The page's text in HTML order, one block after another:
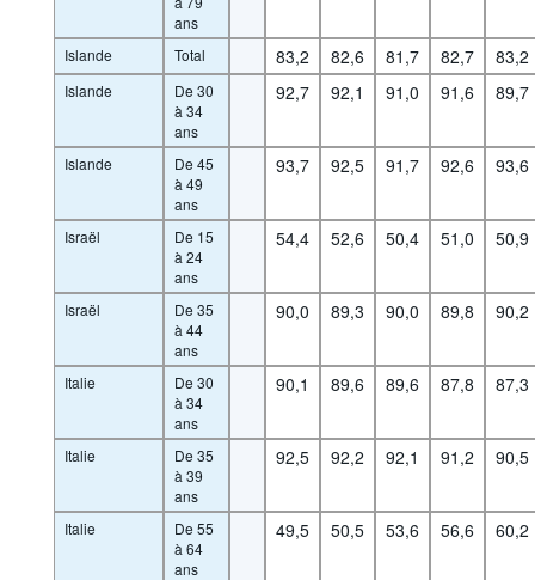
ans
Islande
Total 83,2 82,6 81,7 82,7 83,2
Islande
De 30
à 34
ans
92,7 92,1 91,0 91,6 89,7
Islande
De 45
à 49
ans
93,7 92,5 91,7 92,6 93,6
Israël
De 15
à 24
ans
54,4 52,6 50,4 51,0 50,9
Israël
De 35
à 44
ans
90,0 89,3 90,0 89,8 90,2
Italie
De 30
à 34
ans
90,1 89,6 89,6 87,8 87,3
Italie
De 35
à 39
ans
92,5 92,2 92,1 91,2 90,5
Italie
De 55
à 64
ans
49,5 50,5 53,6 56,6 60,2